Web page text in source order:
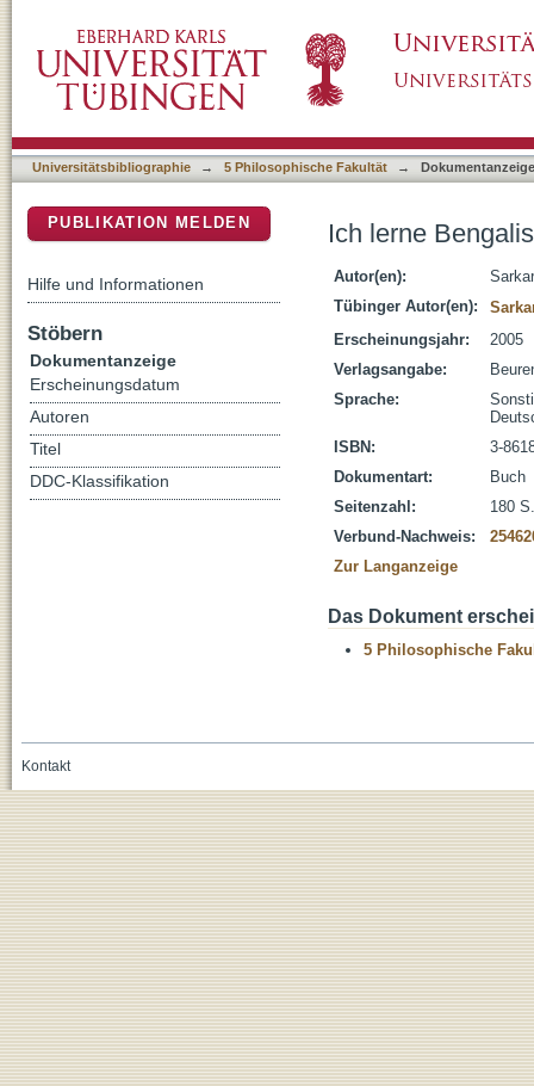
Universitätsbibliographie → 5 Philosophische Fakultät → Dokumentanzeige
Ich lerne
Autor(en):
Tübinger Autor(en):
Erscheinungsjahr:
2005
Verlagsangabe:
Sprache:
ISBN:
3-
Dokumentart:
Buch
Seitenzahl:
180 S.
Verbund-Nachweis:
Zur Langanzeige
Das Dokument
5 Philosophische
PUBLIKATION MELDEN
Hilfe und Informationen
Stöbern
Dokumentanzeige
Erscheinungsdatum
Autoren
Titel
DDC-Klassifikation
Kontakt